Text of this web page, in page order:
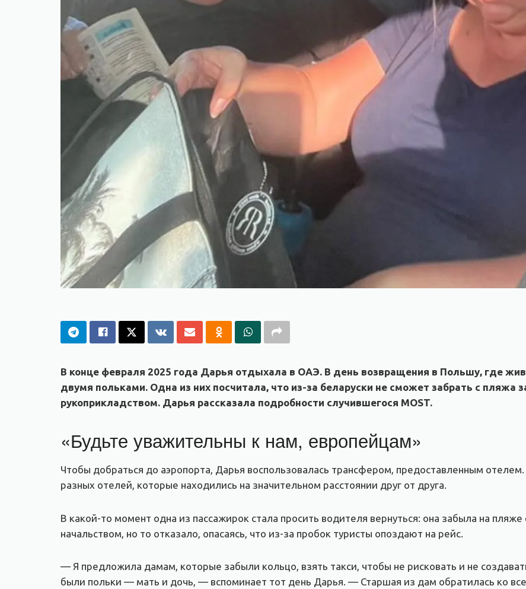
В конце февраля 2025 года Дарья отдыхала в ОАЭ. В день возвращения в Польшу, где
двумя польками. Одна из них посчитала, что из-за беларуски не сможет забрать с пляжа
рукоприкладством. Дарья рассказала подробности случившегося MOST.
«Будьте уважительны к нам, европейцам»
Чтобы добраться до аэропорта, Дарья воспользовалась трансфером, предоставленным отелем.
разных отелей, которые находились на значительном расстоянии друг от друга.
В какой-то момент одна из пассажирок стала просить водителя вернуться: она забыла на
начальством, но то отказало, опасаясь, что из-за пробок туристы опоздают на рейс.
— Я предложила дамам, которые забыли кольцо, взять такси, чтобы не рисковать и не
были польки — мать и дочь, — вспоминает тот день Дарья. — Старшая из дам обратилась ко